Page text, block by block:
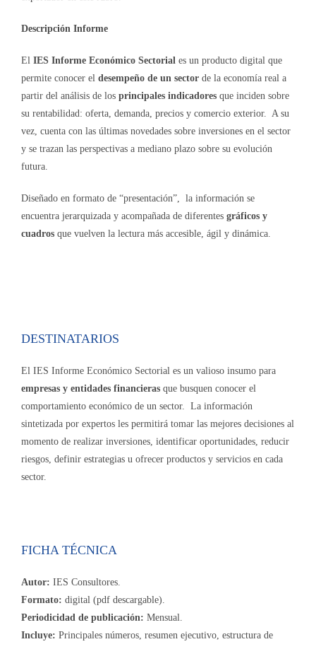
Descripción Informe
El IES Informe Económico Sectorial es un producto digital que
permite conocer el desempeño de un sector de la economía real a
partir del análisis de los principales indicadores que inciden sobre
su rentabilidad: oferta, demanda, precios y comercio exterior. A su
vez, cuenta con las últimas novedades sobre inversiones en el sector
y se trazan las perspectivas a mediano plazo sobre su evolución
futura.
Diseñado en formato de “presentación”, la información se
encuentra jerarquizada y acompañada de diferentes gráficos y
cuadros que vuelven la lectura más accesible, ágil y dinámica.
DESTINATARIOS
El IES Informe Económico Sectorial es un valioso insumo para
empresas y entidades financieras que busquen conocer el
comportamiento económico de un sector. La información
sintetizada por expertos les permitirá tomar las mejores decisiones al
momento de realizar inversiones, identificar oportunidades, reducir
riesgos, definir estrategias u ofrecer productos y servicios en cada
sector.
FICHA TÉCNICA
Autor: IES Consultores.
Formato: digital (pdf descargable).
Periodicidad de publicación: Mensual.
Incluye: Principales números, resumen ejecutivo, estructura de